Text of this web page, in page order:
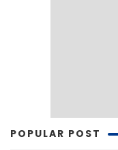
POPULAR POST